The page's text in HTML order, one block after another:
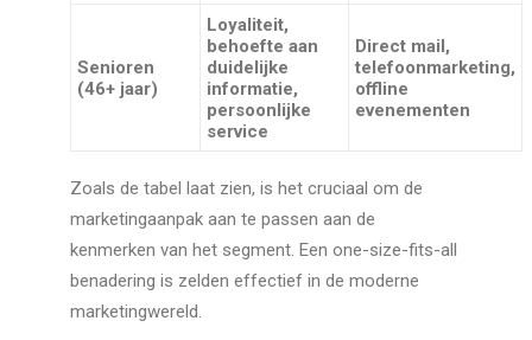
Senioren
(46+ jaar)
Loyaliteit,
behoefte aan
duidelijke
informatie,
persoonlijke
service
Direct mail,
telefoonmarketing,
offline
evenementen
Zoals de tabel laat zien, is het cruciaal om de
marketingaanpak aan te passen aan de
kenmerken van het segment. Een one-size-fits-all
benadering is zelden effectief in de moderne
marketingwereld.